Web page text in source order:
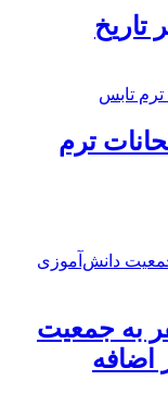
تاریخ
ترم
نفر به جمعیت
اضافه